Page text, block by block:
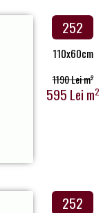
252
110x60cm
1190 Lei m2
595 Lei m2
252